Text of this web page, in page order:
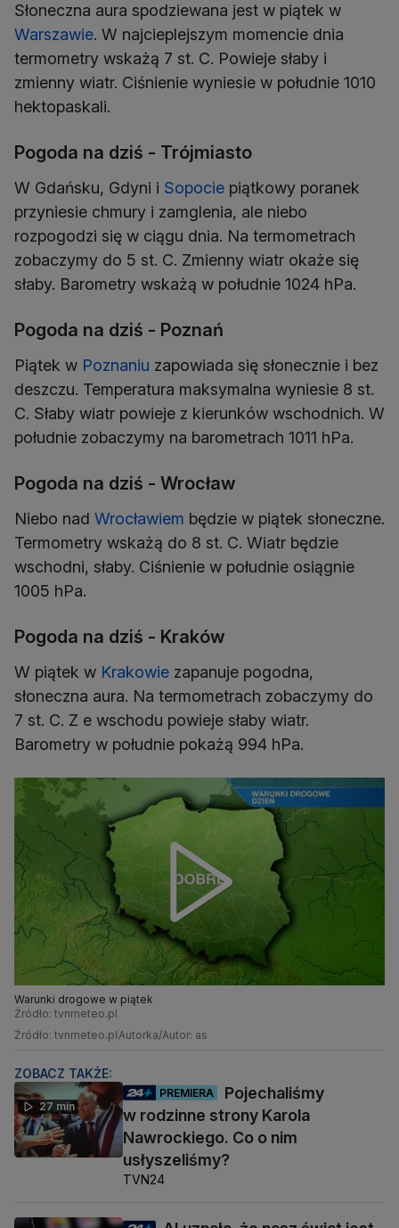
Słoneczna aura spodziewana jest w piątek w
Warszawie. W najcieplejszym momencie dnia
termometry wskażą 7 st. C. Powieje słaby i
zmienny wiatr. Ciśnienie wyniesie w południe 1010
hektopaskali.
Pogoda na dziś - Trójmiasto
W Gdańsku, Gdyni i Sopocie piątkowy poranek
przyniesie chmury i zamglenia, ale niebo
rozpogodzi się w ciągu dnia. Na termometrach
zobaczymy do 5 st. C. Zmienny wiatr okaże się
słaby. Barometry wskażą w południe 1024 hPa.
Pogoda na dziś - Poznań
Piątek w Poznaniu zapowiada się słonecznie i bez
deszczu. Temperatura maksymalna wyniesie 8 st.
C. Słaby wiatr powieje z kierunków wschodnich. W
południe zobaczymy na barometrach 1011 hPa.
Pogoda na dziś - Wrocław
Niebo nad Wrocławiem będzie w piątek słoneczne.
Termometry wskażą do 8 st. C. Wiatr będzie
wschodni, słaby. Ciśnienie w południe osiągnie
1005 hPa.
Pogoda na dziś - Kraków
W piątek w Krakowie zapanuje pogodna,
słoneczna aura. Na termometrach zobaczymy do
7 st. C. Z e wschodu powieje słaby wiatr.
Barometry w południe pokażą 994 hPa.
Warunki drogowe w piątek
Źródło: tvnmeteo.pl
Źródło: tvnmeteo.plAutorka/Autor: as
ZOBACZ TAKŻE:
27 min
PREMIERA
Pojechaliśmy
w rodzinne strony Karola
Nawrockiego. Co o nim
usłyszeliśmy?
TVN24